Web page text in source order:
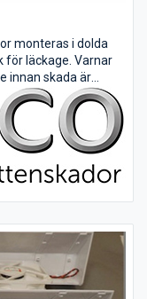
monteras i dolda
för läckage. Varnar
innan skada är